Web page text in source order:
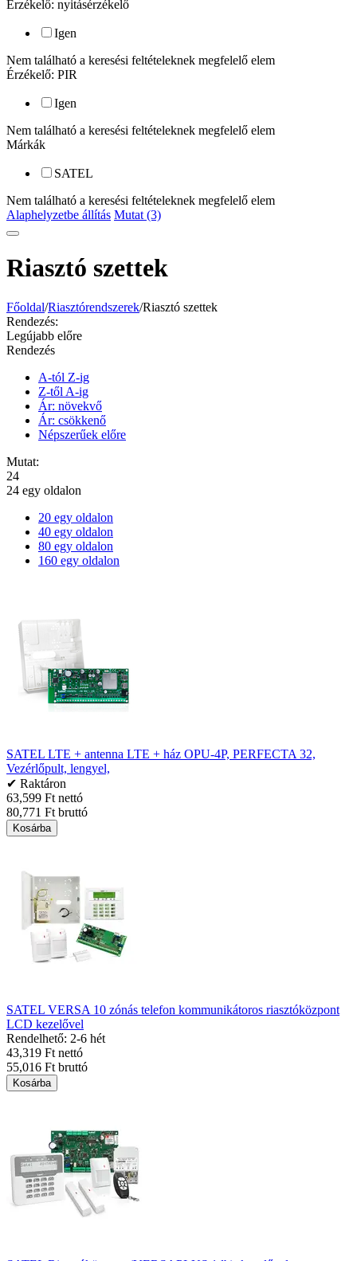
Érzékelő: nyitásérzékelő
Igen
Nem található a keresési feltételeknek megfelelő elem
Érzékelő: PIR
Igen
Nem található a keresési feltételeknek megfelelő elem
Márkák
SATEL
Nem található a keresési feltételeknek megfelelő elem
Alaphelyzetbe állítás Mutat (3)
Riasztó szettek
Főoldal/Riasztórendszerek/Riasztó szettek
Rendezés:
Legújabb előre
Rendezés
A-tól Z-ig
Z-től A-ig
Ár: növekvő
Ár: csökkenő
Népszerűek előre
Mutat:
24
24 egy oldalon
20 egy oldalon
40 egy oldalon
80 egy oldalon
160 egy oldalon
SATEL LTE + antenna LTE + ház OPU-4P, PERFECTA 32,
Vezérlőpult, lengyel,
✔ Raktáron
63,599 Ft nettó
80,771 Ft bruttó
Kosárba
SATEL VERSA 10 zónás telefon kommunikátoros riasztóközpont
LCD kezelővel
Rendelhető: 2-6 hét
43,319 Ft nettó
55,016 Ft bruttó
Kosárba